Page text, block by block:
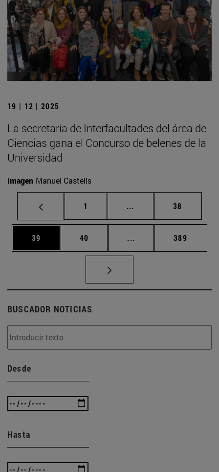
19 | 12 | 2025
La secretaría de Interfacultades del área de
Ciencias gana el Concurso de belenes de la
Universidad
Imagen Manuel Castells
Página
1 ... Páginas intermedias
Página
38
Página
39 Página
40 ... Páginas intermedias
Página
389
BUSCADOR NOTICIAS
Desde
Hasta